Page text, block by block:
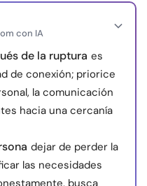
con IA
de la ruptura es
de conexión; priorice
la comunicación
hacia una cercanía
dejar de perder la
las necesidades